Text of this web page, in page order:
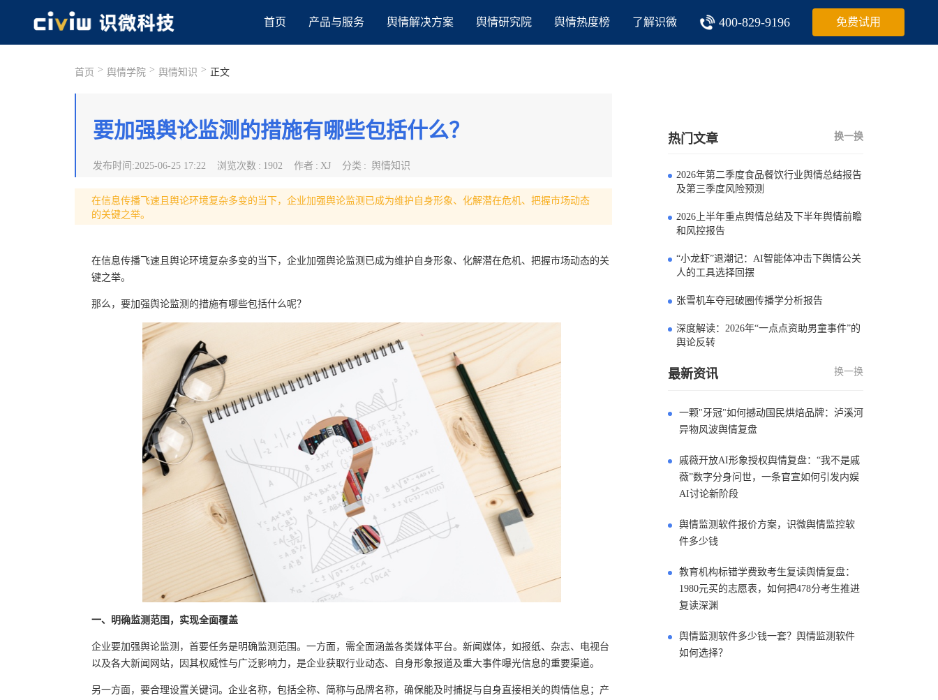
首页 产品与服务 舆情解决方案 舆情研究院 舆情热度榜 了解识微 400-829-9196 免费试用
首页 > 舆情学院 > 舆情知识 > 正文
要加强舆论监测的措施有哪些包括什么？
发布时间 :2025-06-25 17:22 浏览次数 : 1902 作者 : XJ 分类 : 舆情知识
在信息传播飞速且舆论环境复杂多变的当下，企业加强舆论监测已成为维护自身形象、化解潜在危机、把握市场动态
的关键之举。
在信息传播飞速且舆论环境复杂多变的当下，企业加强舆论监测已成为维护自身形象、化解潜在危机、把握市场动态的关
键之举。
那么，要加强舆论监测的措施有哪些包括什么呢？
一、明确监测范围，实现全面覆盖
企业要加强舆论监测，首要任务是明确监测范围。一方面，需全面涵盖各类媒体平台。新闻媒体，如报纸、杂志、电视台
以及各大新闻网站，因其权威性与广泛影响力，是企业获取行业动态、自身形象报道及重大事件曝光信息的重要渠道。
另一方面，要合理设置关键词。企业名称，包括全称、简称与品牌名称，确保能及时捕捉与自身直接相关的舆情信息；产
热门文章 换一换
2026年第二季度食品餐饮行业舆情总结报告
及第三季度风险预测
2026上半年重点舆情总结及下半年舆情前瞻
和风控报告
“小龙虾”退潮记：AI智能体冲击下舆情公关
人的工具选择回摆
张雪机车夺冠破圈传播学分析报告
深度解读：2026年“一点点资助男童事件”的
舆论反转
最新资讯 换一换
一颗"牙冠"如何撼动国民烘焙品牌：泸溪河
异物风波舆情复盘
戚薇开放AI形象授权舆情复盘：“我不是戚
薇”数字分身问世，一条官宣如何引发内娱
AI讨论新阶段
舆情监测软件报价方案，识微舆情监控软
件多少钱
教育机构标错学费致考生复读舆情复盘：
1980元买的志愿表，如何把478分考生推进
复读深渊
舆情监测软件多少钱一套？舆情监测软件
如何选择？